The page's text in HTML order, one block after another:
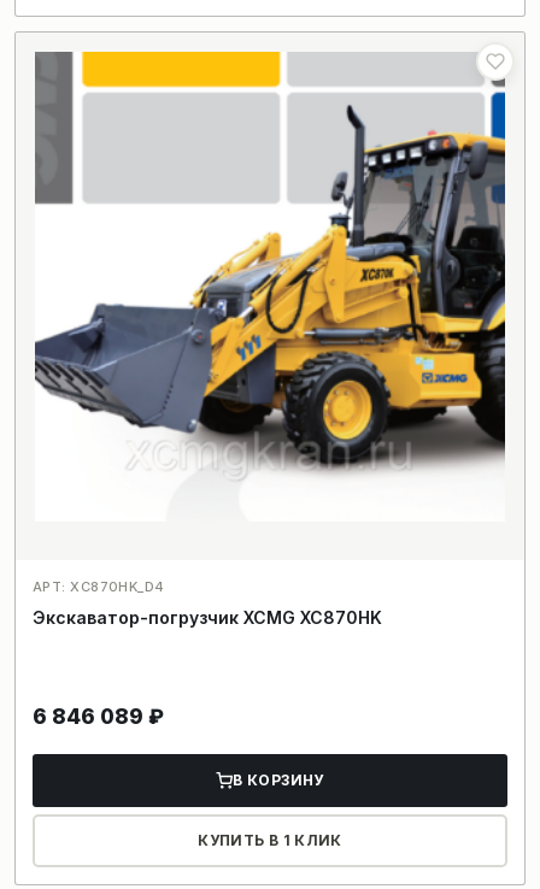
АРТ: XC870HK_D4
Экскаватор-погрузчик XCMG XC870HK
6 846 089 ₽
В КОРЗИНУ
КУПИТЬ В 1 КЛИК